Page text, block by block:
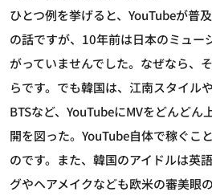
ひとつ例を挙げると、YouTubeが普
の話ですが、10年前は日本のミュー
がっていませんでした。なぜなら、
らです。でも韓国は、江南スタイル
BTSなど、YouTubeにMVをどんどん
開を図った。YouTube自体で稼ぐこ
のです。また、韓国のアイドルは英
グやヘアメイクなども欧米の審美眼